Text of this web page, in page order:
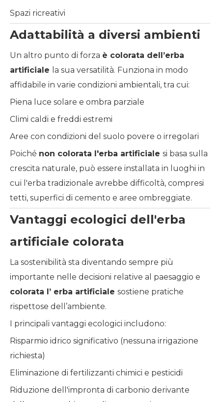
Spazi ricreativi
Adattabilità a diversi ambienti
Un altro punto di forza è colorata dell’erba
artificiale la sua versatilità. Funziona in modo
affidabile in varie condizioni ambientali, tra cui:
Piena luce solare e ombra parziale
Climi caldi e freddi estremi
Aree con condizioni del suolo povere o irregolari
Poiché non colorata l'erba artificiale si basa sulla
crescita naturale, può essere installata in luoghi in
cui l'erba tradizionale avrebbe difficoltà, compresi
tetti, superfici di cemento e aree ombreggiate.
Vantaggi ecologici dell'erba
artificiale colorata
La sostenibilità sta diventando sempre più
importante nelle decisioni relative al paesaggio e
colorata l’ erba artificiale sostiene pratiche
rispettose dell’ambiente.
I principali vantaggi ecologici includono:
Risparmio idrico significativo (nessuna irrigazione
richiesta)
Eliminazione di fertilizzanti chimici e pesticidi
Riduzione dell'impronta di carbonio derivante